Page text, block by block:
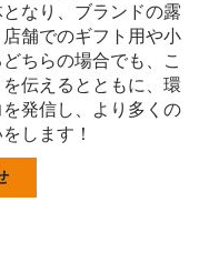
なり、ブランドの露
舗でのギフト用や小
ちらの場合でも、こ
伝えるとともに、環
発信し、より多くの
します！